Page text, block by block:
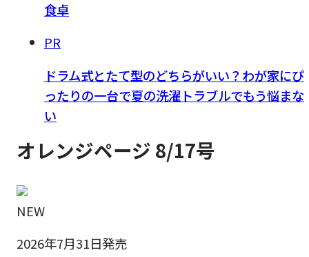
食卓
PR
ドラム式とたて型のどちらがいい？わが家にぴ
ったりの一台で夏の洗濯トラブルでもう悩まな
い
オレンジページ 8/17号
NEW
2026年7月31日発売